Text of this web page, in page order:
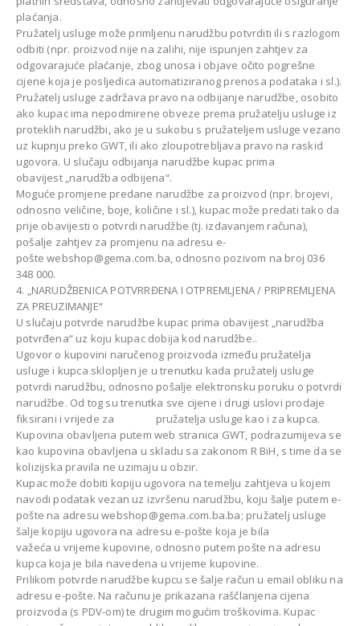
plaćanja.
Pružatelj usluge može primljenu narudžbu potvrditi ili s razlogom
odbiti (npr. proizvod nije na zalihi, nije ispunjen zahtjev za
odgovarajuće plaćanje, zbog unosa i objave očito pogrešne
cijene koja je posljedica automatiziranog prenosa podataka i sl.).
Pružatelj usluge zadržava pravo na odbijanje narudžbe, osobito
ako kupac ima nepodmirene obveze prema pružatelju usluge iz
proteklih narudžbi, ako je u sukobu s pružateljem usluge vezano
uz kupnju preko GWT, ili ako zloupotrebljava pravo na raskid
ugovora. U slučaju odbijanja narudžbe kupac prima
obavijest „narudžba odbijena“.
Moguće promjene predane narudžbe za proizvod (npr. brojevi,
odnosno veličine, boje, količine i sl.), kupac može predati tako da
prije obavijesti o potvrdi narudžbe (tj. izdavanjem računa),
pošalje zahtjev za promjenu na adresu e-
pošte webshop@gema.com.ba, odnosno pozivom na broj 036
348 000.
4. „NARUDŽBENICA POTVRRĐENA I OTPREMLJENA / PRIPREMLJENA
ZA PREUZIMANJE“
U slučaju potvrde narudžbe kupac prima obavijest „narudžba
potvrđena“ uz koju kupac dobija kod narudžbe..
Ugovor o kupovini naručenog proizvoda između pružatelja
usluge i kupca sklopljen je u trenutku kada pružatelj usluge
potvrdi narudžbu, odnosno pošalje elektronsku poruku o potvrdi
narudžbe. Od tog su trenutka sve cijene i drugi uslovi prodaje
fiksirani i vrijede za pružatelja usluge kao i za kupca.
Kupovina obavljena putem web stranica GWT, podrazumijeva se
kao kupovina obavljena u skladu sa zakonom R BiH, s time da se
kolizijska pravila ne uzimaju u obzir.
Kupac može dobiti kopiju ugovora na temelju zahtjeva u kojem
navodi podatak vezan uz izvršenu narudžbu, koju šalje putem e-
pošte na adresu webshop@gema.com.ba.ba; pružatelj usluge
šalje kopiju ugovora na adresu e-pošte koja je bila
važeća u vrijeme kupovine, odnosno putem pošte na adresu
kupca koja je bila navedena u vrijeme kupovine.
Prilikom potvrde narudžbe kupcu se šalje račun u email obliku na
adresu e-pošte. Na računu je prikazana raščlanjena cijena
proizvoda (s PDV-om) te drugim mogućim troškovima. Kupac